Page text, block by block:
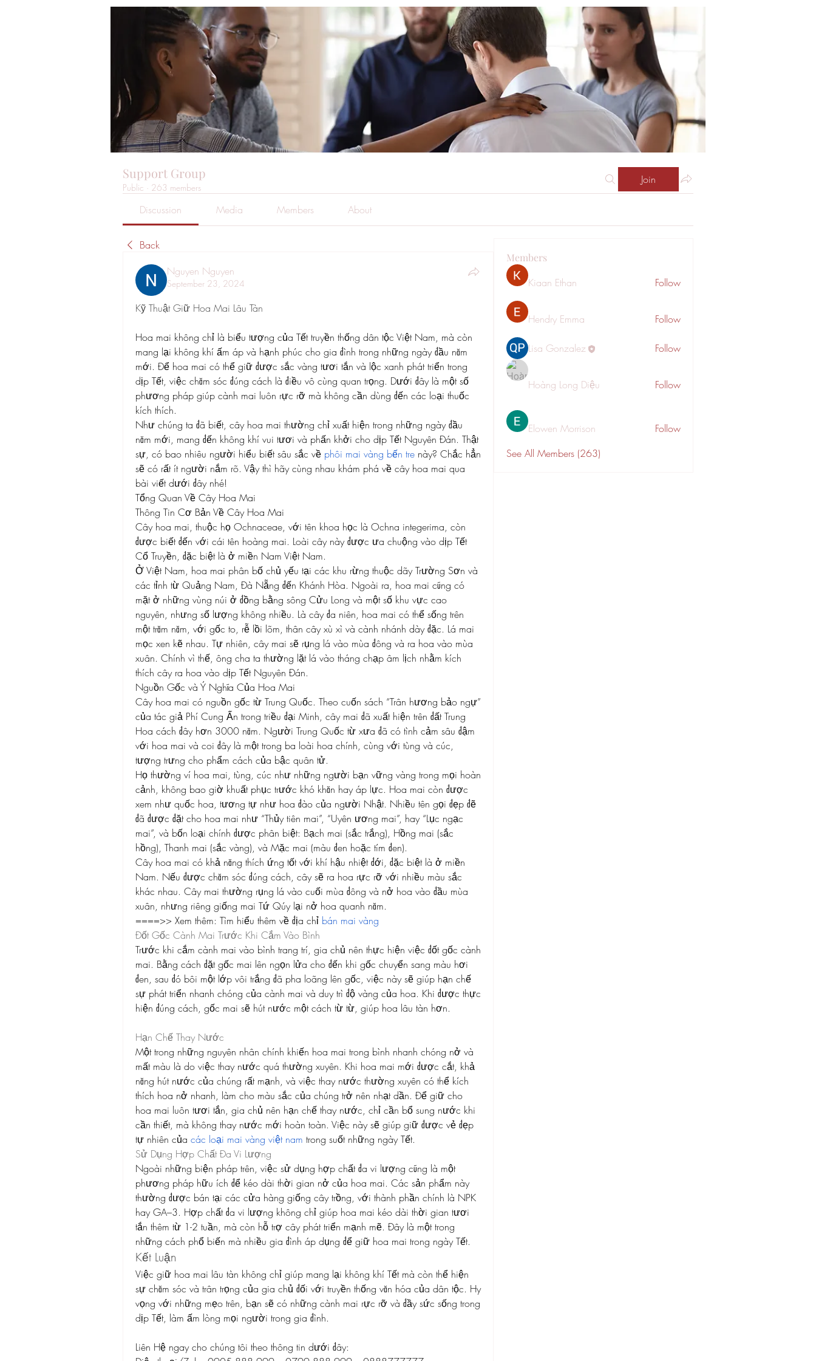
Support Group
Public · 263 members
Join
Discussion Media Members About
Back
Nguyen Nguyen
September 23, 2024
Kỹ Thuật Giữ Hoa Mai Lâu Tàn
Hoa mai không chỉ là biểu tượng của Tết truyền thống dân tộc Việt Nam, mà còn
mang lại không khí ấm áp và hạnh phúc cho gia đình trong những ngày đầu năm
mới. Để hoa mai có thể giữ được sắc vàng tươi tắn và lộc xanh phát triển trong
dịp Tết, việc chăm sóc đúng cách là điều vô cùng quan trọng. Dưới đây là một số
phương pháp giúp cành mai luôn rực rỡ mà không cần dùng đến các loại thuốc
kích thích.
Như chúng ta đã biết, cây hoa mai thường chỉ xuất hiện trong những ngày đầu
năm mới, mang đến không khí vui tươi và phấn khởi cho dịp Tết Nguyên Đán. Thật
sự, có bao nhiêu người hiểu biết sâu sắc về phôi mai vàng bến tre này? Chắc hẳn
sẽ có rất ít người nắm rõ. Vậy thì hãy cùng nhau khám phá về cây hoa mai qua
bài viết dưới đây nhé!
Tổng Quan Về Cây Hoa Mai
Thông Tin Cơ Bản Về Cây Hoa Mai
Cây hoa mai, thuộc họ Ochnaceae, với tên khoa học là Ochna integerima, còn
được biết đến với cái tên hoàng mai. Loài cây này được ưa chuộng vào dịp Tết
Cổ Truyền, đặc biệt là ở miền Nam Việt Nam.
Ở Việt Nam, hoa mai phân bố chủ yếu tại các khu rừng thuộc dãy Trường Sơn và
các tỉnh từ Quảng Nam, Đà Nẵng đến Khánh Hòa. Ngoài ra, hoa mai cũng có
mặt ở những vùng núi ở đồng bằng sông Cửu Long và một số khu vực cao
nguyên, nhưng số lượng không nhiều. Là cây đa niên, hoa mai có thể sống trên
một trăm năm, với gốc to, rễ lồi lõm, thân cây xù xì và cành nhánh dày đặc. Lá mai
mọc xen kẽ nhau. Tự nhiên, cây mai sẽ rụng lá vào mùa đông và ra hoa vào mùa
xuân. Chính vì thế, ông cha ta thường lặt lá vào tháng chạp âm lịch nhằm kích
thích cây ra hoa vào dịp Tết Nguyên Đán.
Nguồn Gốc và Ý Nghĩa Của Hoa Mai
Cây hoa mai có nguồn gốc từ Trung Quốc. Theo cuốn sách “Trân hương bảo ngự”
của tác giả Phí Cung Ấn trong triều đại Minh, cây mai đã xuất hiện trên đất Trung
Hoa cách đây hơn 3000 năm. Người Trung Quốc từ xưa đã có tình cảm sâu đậm
với hoa mai và coi đây là một trong ba loài hoa chính, cùng với tùng và cúc,
tượng trưng cho phẩm cách của bậc quân tử.
Họ thường ví hoa mai, tùng, cúc như những người bạn vững vàng trong mọi hoàn
cảnh, không bao giờ khuất phục trước khó khăn hay áp lực. Hoa mai còn được
xem như quốc hoa, tương tự như hoa đào của người Nhật. Nhiều tên gọi đẹp đẽ
đã được đặt cho hoa mai như “Thủy tiên mai”, “Uyên ương mai”, hay “Lục ngạc
mai”, và bốn loại chính được phân biệt: Bạch mai (sắc trắng), Hồng mai (sắc
hồng), Thanh mai (sắc vàng), và Mặc mai (màu đen hoặc tím đen).
Cây hoa mai có khả năng thích ứng tốt với khí hậu nhiệt đới, đặc biệt là ở miền
Nam. Nếu được chăm sóc đúng cách, cây sẽ ra hoa rực rỡ với nhiều màu sắc
khác nhau. Cây mai thường rụng lá vào cuối mùa đông và nở hoa vào đầu mùa
xuân, nhưng riêng giống mai Tứ Qúy lại nở hoa quanh năm.
====>> Xem thêm: Tìm hiểu thêm về địa chỉ bán mai vàng
Đốt Gốc Cành Mai Trước Khi Cắm Vào Bình
Trước khi cắm cành mai vào bình trang trí, gia chủ nên thực hiện việc đốt gốc cành
mai. Bằng cách đặt gốc mai lên ngọn lửa cho đến khi gốc chuyển sang màu hơi
đen, sau đó bôi một lớp vôi trắng đã pha loãng lên gốc, việc này sẽ giúp hạn chế
sự phát triển nhanh chóng của cành mai và duy trì độ vàng của hoa. Khi được thực
hiện đúng cách, gốc mai sẽ hút nước một cách từ từ, giúp hoa lâu tàn hơn.
Hạn Chế Thay Nước
Một trong những nguyên nhân chính khiến hoa mai trong bình nhanh chóng nở và
mất màu là do việc thay nước quá thường xuyên. Khi hoa mai mới được cắt, khả
năng hút nước của chúng rất mạnh, và việc thay nước thường xuyên có thể kích
thích hoa nở nhanh, làm cho màu sắc của chúng trở nên nhạt dần. Để giữ cho
hoa mai luôn tươi tắn, gia chủ nên hạn chế thay nước, chỉ cần bổ sung nước khi
cần thiết, mà không thay nước mới hoàn toàn. Việc này sẽ giúp giữ được vẻ đẹp
tự nhiên của các loại mai vàng việt nam trong suốt những ngày Tết.
Sử Dụng Hợp Chất Đa Vi Lượng
Ngoài những biện pháp trên, việc sử dụng hợp chất đa vi lượng cũng là một
phương pháp hữu ích để kéo dài thời gian nở của hoa mai. Các sản phẩm này
thường được bán tại các cửa hàng giống cây trồng, với thành phần chính là NPK
hay GA–3. Hợp chất đa vi lượng không chỉ giúp hoa mai kéo dài thời gian tươi
tắn thêm từ 1-2 tuần, mà còn hỗ trợ cây phát triển mạnh mẽ. Đây là một trong
những cách phổ biến mà nhiều gia đình áp dụng để giữ hoa mai trong ngày Tết.
Kết Luận
Việc giữ hoa mai lâu tàn không chỉ giúp mang lại không khí Tết mà còn thể hiện
sự chăm sóc và trân trọng của gia chủ đối với truyền thống văn hóa của dân tộc. Hy
vọng với những mẹo trên, bạn sẽ có những cành mai rực rỡ và đầy sức sống trong
dịp Tết, làm ấm lòng mọi người trong gia đình.
Liên Hệ ngay cho chúng tôi theo thông tin dưới đây:
Members
Kiaan Ethan Follow
Hendry Emma Follow
Lisa Gonzalez Follow
Hoàng Long Diệu Follow
Elowen Morrison
Follow
See All Members (263)